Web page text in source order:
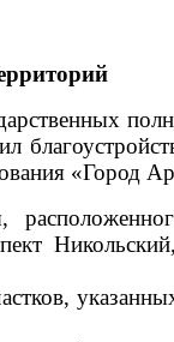
«Город